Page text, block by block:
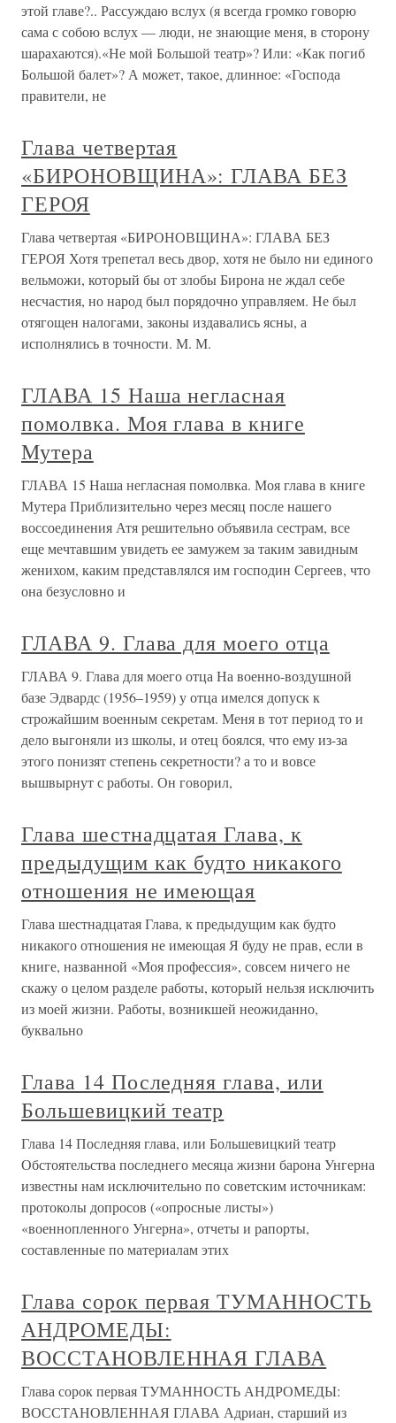
этой главе?.. Рассуждаю вслух (я всегда громко говорю
сама с собою вслух — люди, не знающие меня, в сторону
шарахаются).«Не мой Большой театр»? Или: «Как погиб
Большой балет»? А может, такое, длинное: «Господа
правители, не
Глава четвертая
«БИРОНОВЩИНА»: ГЛАВА БЕЗ
ГЕРОЯ
Глава четвертая «БИРОНОВЩИНА»: ГЛАВА БЕЗ
ГЕРОЯ Хотя трепетал весь двор, хотя не было ни единого
вельможи, который бы от злобы Бирона не ждал себе
несчастия, но народ был порядочно управляем. Не был
отягощен налогами, законы издавались ясны, а
исполнялись в точности. М. М.
ГЛАВА 15 Наша негласная
помолвка. Моя глава в книге
Мутера
ГЛАВА 15 Наша негласная помолвка. Моя глава в книге
Мутера Приблизительно через месяц после нашего
воссоединения Атя решительно объявила сестрам, все
еще мечтавшим увидеть ее замужем за таким завидным
женихом, каким представлялся им господин Сергеев, что
она безусловно и
ГЛАВА 9. Глава для моего отца
ГЛАВА 9. Глава для моего отца На военно-воздушной
базе Эдвардс (1956–1959) у отца имелся допуск к
строжайшим военным секретам. Меня в тот период то и
дело выгоняли из школы, и отец боялся, что ему из-за
этого понизят степень секретности? а то и вовсе
вышвырнут с работы. Он говорил,
Глава шестнадцатая Глава, к
предыдущим как будто никакого
отношения не имеющая
Глава шестнадцатая Глава, к предыдущим как будто
никакого отношения не имеющая Я буду не прав, если в
книге, названной «Моя профессия», совсем ничего не
скажу о целом разделе работы, который нельзя исключить
из моей жизни. Работы, возникшей неожиданно,
буквально
Глава 14 Последняя глава, или
Большевицкий театр
Глава 14 Последняя глава, или Большевицкий театр
Обстоятельства последнего месяца жизни барона Унгерна
известны нам исключительно по советским источникам:
протоколы допросов («опросные листы»)
«военнопленного Унгерна», отчеты и рапорты,
составленные по материалам этих
Глава сорок первая ТУМАННОСТЬ
АНДРОМЕДЫ:
ВОССТАНОВЛЕННАЯ ГЛАВА
Глава сорок первая ТУМАННОСТЬ АНДРОМЕДЫ:
ВОССТАНОВЛЕННАЯ ГЛАВА Адриан, старший из